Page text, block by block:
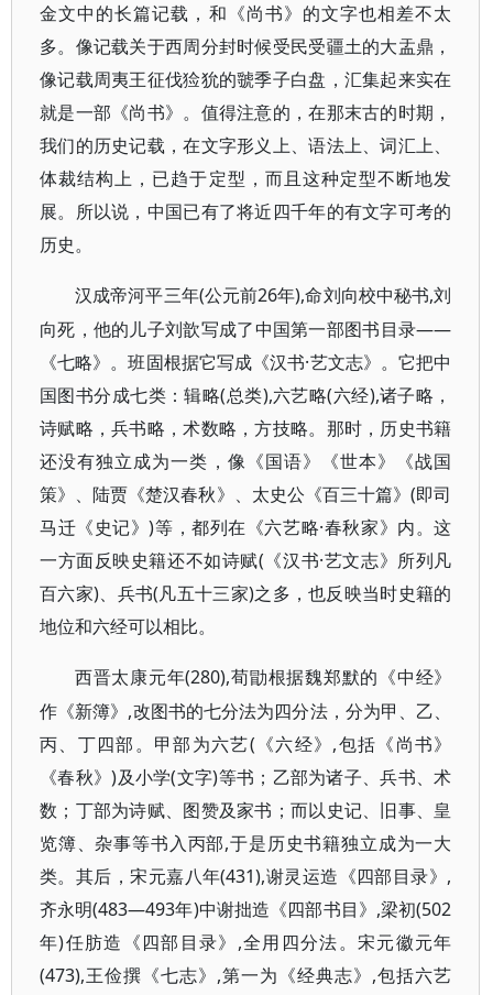
金文中的长篇记载，和《尚书》的文字也相差不太
多。像记载关于西周分封时候受民受疆土的大盂鼎，
像记载周夷王征伐猃狁的虢季子白盘，汇集起来实在
就是一部《尚书》。值得注意的，在那末古的时期，
我们的历史记载，在文字形义上、语法上、词汇上、
体裁结构上，已趋于定型，而且这种定型不断地发
展。所以说，中国已有了将近四千年的有文字可考的
历史。
汉成帝河平三年(公元前26年),命刘向校中秘书,刘
向死，他的儿子刘歆写成了中国第一部图书目录——
《七略》。班固根据它写成《汉书·艺文志》。它把中
国图书分成七类：辑略(总类),六艺略(六经),诸子略，
诗赋略，兵书略，术数略，方技略。那时，历史书籍
还没有独立成为一类，像《国语》《世本》《战国
策》、陆贾《楚汉春秋》、太史公《百三十篇》(即司
马迁《史记》)等，都列在《六艺略·春秋家》内。这
一方面反映史籍还不如诗赋(《汉书·艺文志》所列凡
百六家)、兵书(凡五十三家)之多，也反映当时史籍的
地位和六经可以相比。
西晋太康元年(280),荀勖根据魏郑默的《中经》
作《新簿》,改图书的七分法为四分法，分为甲、乙、
丙、丁四部。甲部为六艺(《六经》,包括《尚书》
《春秋》)及小学(文字)等书；乙部为诸子、兵书、术
数；丁部为诗赋、图赞及家书；而以史记、旧事、皇
览簿、杂事等书入丙部,于是历史书籍独立成为一大
类。其后，宋元嘉八年(431),谢灵运造《四部目录》,
齐永明(483—493年)中谢拙造《四部书目》,梁初(502
年)任肪造《四部目录》,全用四分法。宋元徽元年
(473),王俭撰《七志》,第一为《经典志》,包括六艺